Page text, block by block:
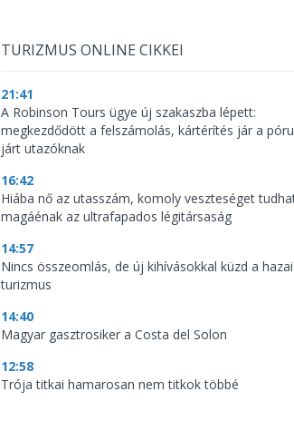
TURIZMUS ONLINE CIKKEI
21:41
A Robinson Tours ügye új szakaszba lépett:
megkezdődött a felszámolás, kártérítés jár a
járt utazóknak
16:42
Hiába nő az utasszám, komoly veszteséget
magáénak az ultrafapados légitársaság
14:57
Nincs összeomlás, de új kihívásokkal küzd a hazai
turizmus
14:40
Magyar gasztrosiker a Costa del Solon
12:58
Trója titkai hamarosan nem titkok többé